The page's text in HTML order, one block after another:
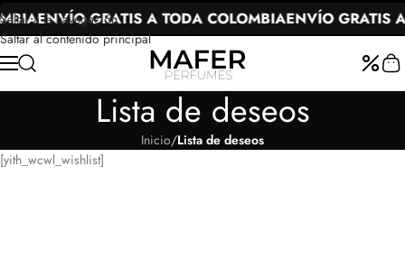
Saltar a la navegación
Saltar al contenido principal
ENVÍO GRATIS A TODA COLOMBIAENVÍO GRATIS
Lista de deseos
Inicio/Lista de deseos
[yith_wcwl_wishlist]